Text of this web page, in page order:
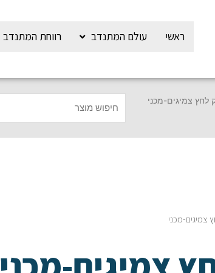
ראשי עולם המתנדב רווחת המתנדב
לחץ צמיגים-מכני
צמיגים-מכני